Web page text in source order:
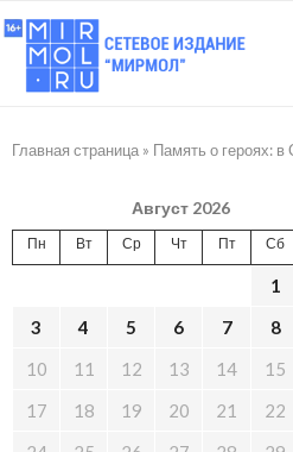
Главная страница » Память о героях:
Август 2026
Пн Вт Ср Чт Пт Сб
1
3
4 5 6 7 8
10
11 12 13 14 15
17
18 19 20 21 22